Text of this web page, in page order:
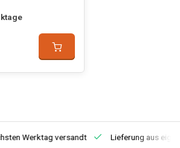
Werktag versandt Lieferung aus